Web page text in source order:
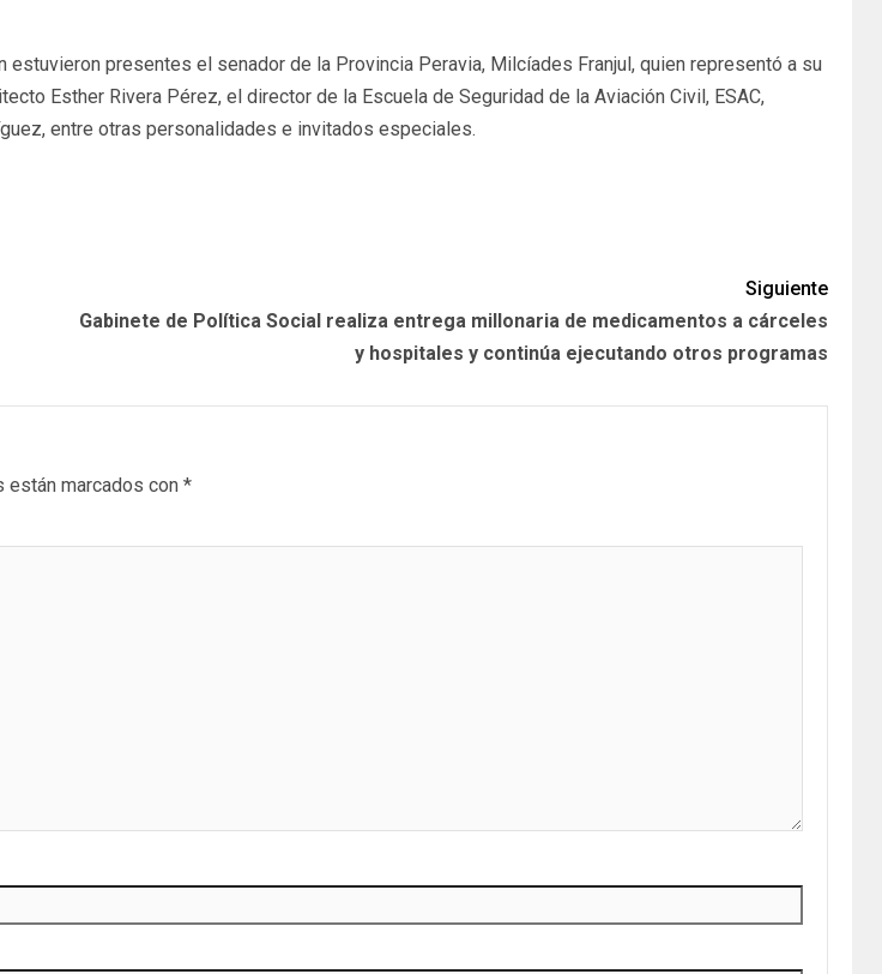
presentes el senador de la Provincia Peravia, Milcíades Franjul, quien representó a su
Esther Rivera Pérez, el director de la Escuela de Seguridad de la Aviación Civil, ESAC,
entre otras personalidades e invitados especiales.
Siguiente
Gabinete de Política Social realiza entrega millonaria de medicamentos a cárceles
y hospitales y continúa ejecutando otros programas
marcados con *